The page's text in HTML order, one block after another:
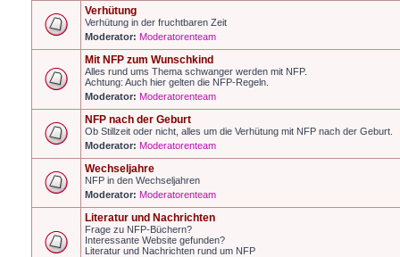
Verhütung
Verhütung in der fruchtbaren Zeit
Moderator: Moderatorenteam
Mit NFP zum Wunschkind
Alles rund ums Thema schwanger werden mit NFP.
Achtung: Auch hier gelten die NFP-Regeln.
Moderator: Moderatorenteam
NFP nach der Geburt
Ob Stillzeit oder nicht, alles um die Verhütung mit NFP nach der Geburt.
Moderator: Moderatorenteam
Wechseljahre
NFP in den Wechseljahren
Moderator: Moderatorenteam
Literatur und Nachrichten
Frage zu NFP-Büchern?
Interessante Website gefunden?
Literatur und Nachrichten rund um NFP